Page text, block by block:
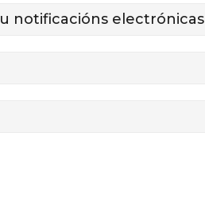
notificacións electrónicas